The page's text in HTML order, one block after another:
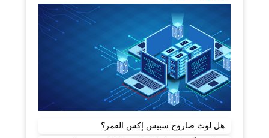
هل لوث صاروخ سبيس إكس القمر؟